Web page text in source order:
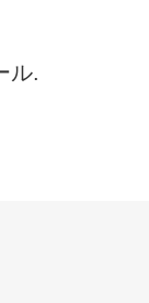
ル.